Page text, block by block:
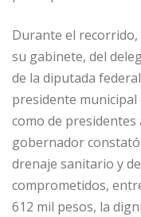
Durante el
su gabinete, del
de la diputada
presidente municipal
como de presidentes
gobernador
drenaje sanitario y
comprometidos,
612 mil pesos, la